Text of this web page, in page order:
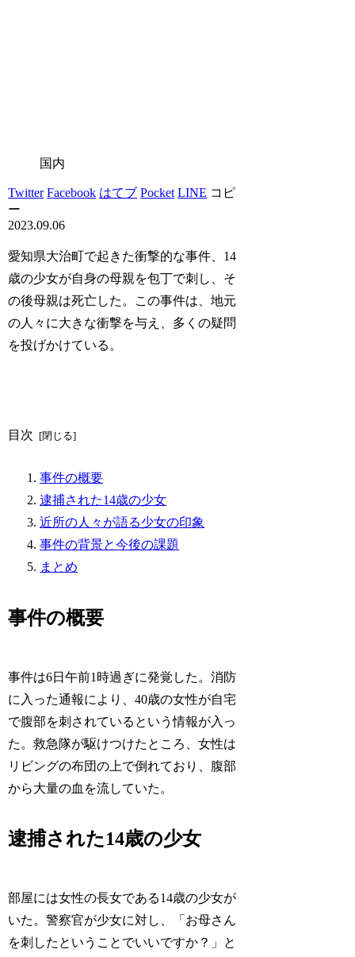
国内
Twitter Facebook はてブ Pocket LINE コピ
ー
2023.09.06
愛知県大治町で起きた衝撃的な事件、14
歳の少女が自身の母親を包丁で刺し、そ
の後母親は死亡した。この事件は、地元
の人々に大きな衝撃を与え、多くの疑問
を投げかけている。
目次
事件の概要
逮捕された14歳の少女
近所の人々が語る少女の印象
事件の背景と今後の課題
まとめ
事件の概要
事件は6日午前1時過ぎに発覚した。消防
に入った通報により、40歳の女性が自宅
で腹部を刺されているという情報が入っ
た。救急隊が駆けつけたところ、女性は
リビングの布団の上で倒れており、腹部
から大量の血を流していた。
逮捕された14歳の少女
部屋には女性の長女である14歳の少女が
いた。警察官が少女に対し、「お母さん
を刺したということでいいですか？」と